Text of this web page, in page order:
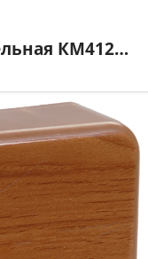
(ИЭК) арт. UKO10-075-075-020-K24